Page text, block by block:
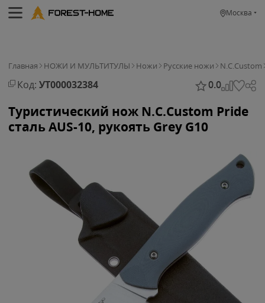
Москва
Главная НОЖИ И МУЛЬТИТУЛЫ Ножи Русские ножи N.C.Custom
Код: УТ000032384 0.0
Туристический нож N.C.Custom Pride
сталь AUS-10, рукоять Grey G10